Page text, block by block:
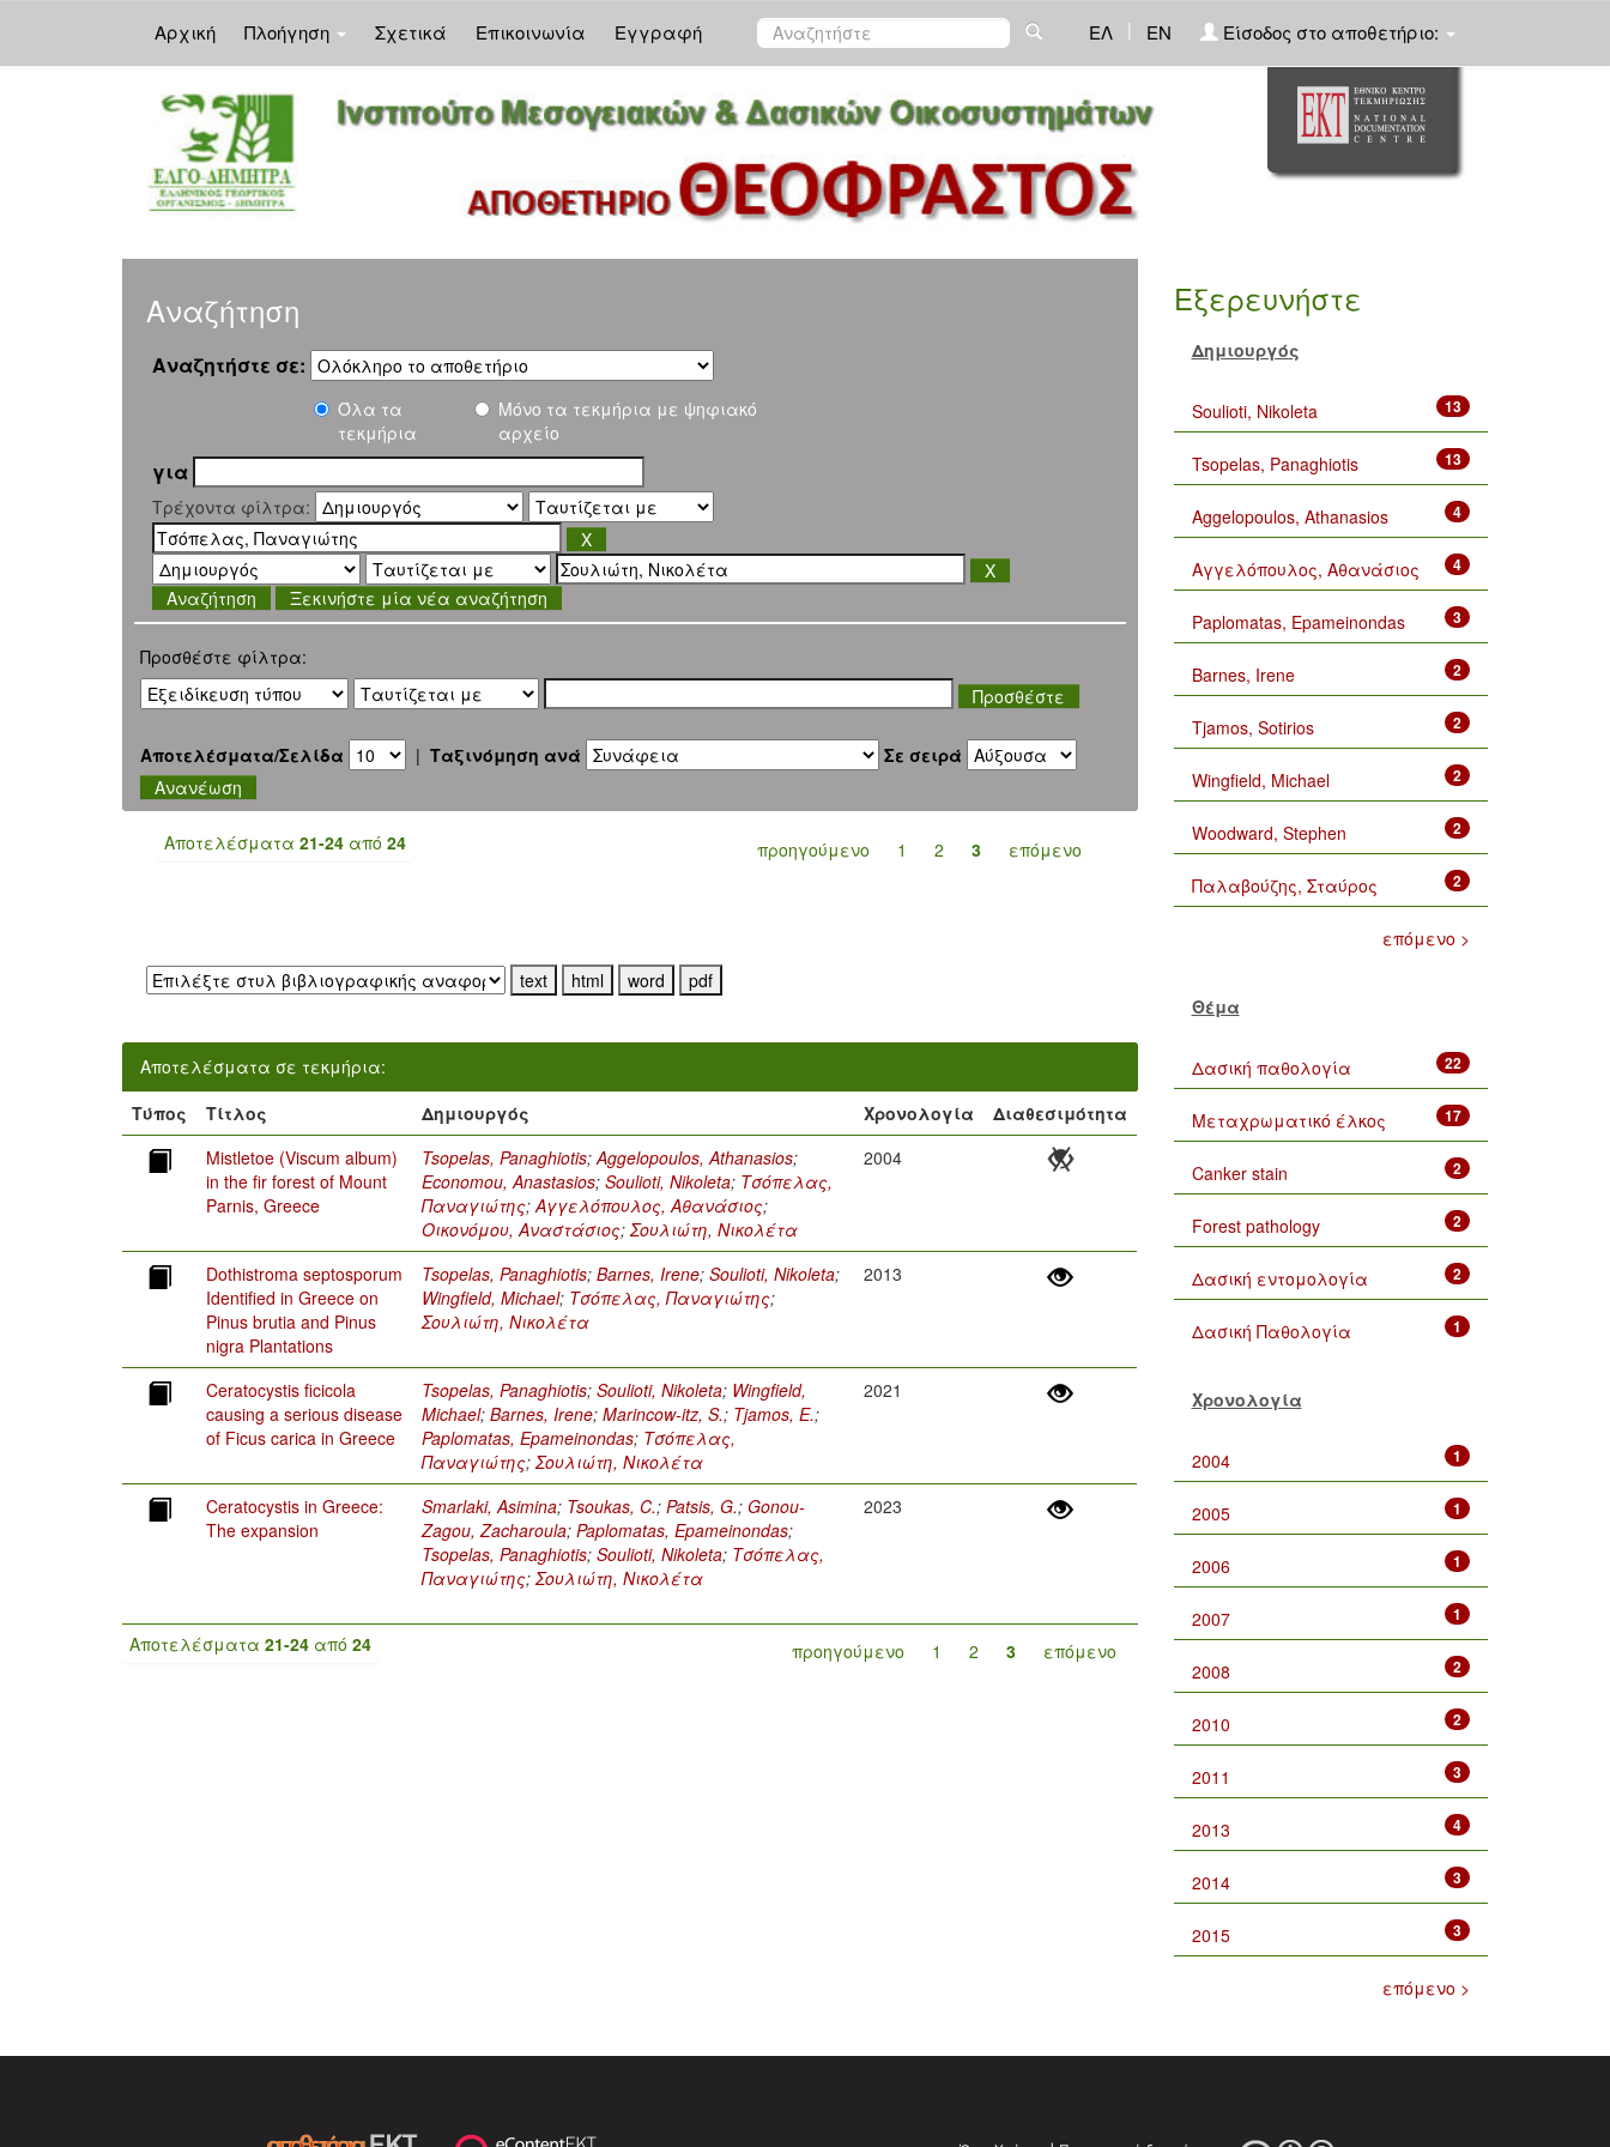
Αρχική Πλοήγηση Σχετικά Επικοινωνία Εγγραφή ΕΛ | EN Είσοδος στο αποθετήριο:
Αναζήτηση
Αναζητήστε σε:
Όλα τα
τεκμήρια
Μόνο τα τεκμήρια με ψηφιακό
αρχείο
για
Τρέχοντα φίλτρα:
Ξεκινήστε μία νέα αναζήτηση
Προσθέστε φίλτρα:
Αποτελέσματα/Σελίδα | Ταξινόμηση ανά Σε σειρά
Αποτελέσματα 21-24 από 24 προηγούμενο 1 2 3 επόμενο
Αποτελέσματα σε τεκμήρια:
Τύπος
Τίτλος Δημιουργός Χρονολογία
Διαθεσιμότητα
Mistletoe (Viscum album)
in the fir forest of Mount
Parnis, Greece
Tsopelas, Panaghiotis;Aggelopoulos, Athanasios;
Economou, Anastasios;Soulioti, Nikoleta; Τσόπελας,
Παναγιώτης;Αγγελόπουλος, Αθανάσιος;
Οικονόμου, Αναστάσιος;Σουλιώτη, Νικολέτα
2004
Dothistroma septosporum
Identified in Greece on
Pinus brutia and Pinus
nigra Plantations
Tsopelas, Panaghiotis;Barnes, Irene;Soulioti, Nikoleta;
Wingfield, Michael; Τσόπελας, Παναγιώτης;
Σουλιώτη, Νικολέτα
2013
Ceratocystis ficicola
causing a serious disease
of Ficus carica in Greece
Tsopelas, Panaghiotis;Soulioti, Nikoleta; Wingfield,
Michael;Barnes, Irene;Marincow-itz, S.; Tjamos, E.;
Paplomatas, Epameinondas; Τσόπελας,
Παναγιώτης;Σουλιώτη, Νικολέτα
2021
Ceratocystis in Greece:
The expansion
Smarlaki, Asimina; Tsoukas, C.;Patsis, G.;Gonou-
Zagou, Zacharoula;Paplomatas, Epameinondas;
Tsopelas, Panaghiotis;Soulioti, Nikoleta; Τσόπελας,
Παναγιώτης;Σουλιώτη, Νικολέτα
2023
Αποτελέσματα 21-24 από 24 προηγούμενο 1 2 3 επόμενο
Εξερευνήστε
Δημιουργός
13
Soulioti, Nikoleta
13
Tsopelas, Panaghiotis
4
Aggelopoulos, Athanasios
4
Αγγελόπουλος, Αθανάσιος
3
Paplomatas, Epameinondas
2
Barnes, Irene
2
Tjamos, Sotirios
2
Wingfield, Michael
2
Woodward, Stephen
2
Παλαβούζης, Σταύρος
επόμενο >
Θέμα
22
Δασική παθολογία
17
Μεταχρωματικό έλκος
2
Canker stain
2
Forest pathology
2
Δασική εντομολογία
1
Δασική Παθολογία
Χρονολογία
1
2004
1
2005
1
2006
1
2007
2
2008
2
2010
3
2011
4
2013
3
2014
3
2015
επόμενο >